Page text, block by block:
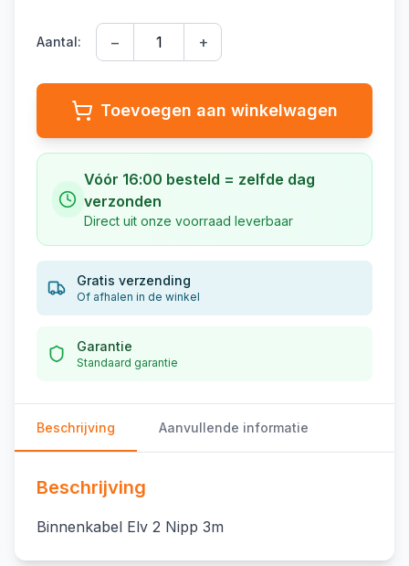
Aantal: − +
Toevoegen aan winkelwagen
Vóór 16:00 besteld = zelfde dag
verzonden
Direct uit onze voorraad leverbaar
Gratis verzending
Of afhalen in de winkel
Garantie
Standaard garantie
Beschrijving Aanvullende informatie
Beschrijving
Binnenkabel Elv 2 Nipp 3m